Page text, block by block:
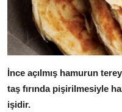
İnce açılmış hamurun
taş fırında pişirilmesiyle
işidir.